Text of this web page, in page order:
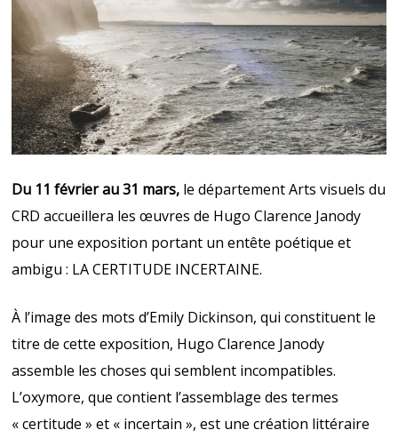
Du 11 février au 31 mars, le département Arts visuels du
CRD accueillera les œuvres de Hugo Clarence Janody
pour une exposition portant un entête poétique et
ambigu : LA CERTITUDE INCERTAINE.
À l’image des mots d’Emily Dickinson, qui constituent le
titre de cette exposition, Hugo Clarence Janody
assemble les choses qui semblent incompatibles.
L’oxymore, que contient l’assemblage des termes
« certitude » et « incertain », est une création littéraire